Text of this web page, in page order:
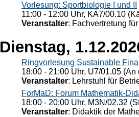
Vorlesung: Sportbiologie I und II
11:00 - 12:00 Uhr, KÄ7/00.10
Veranstalter: Fachvertretung
Dienstag,
Ringvorlesung Sustainable
18:00 - 21:00 Uhr, U7/01.05
Veranstalter: Lehrstuhl für
ForMaD: Forum Mathematik-
18:00 - 20:00 Uhr, M3N/02.32
Veranstalter: Didaktik der